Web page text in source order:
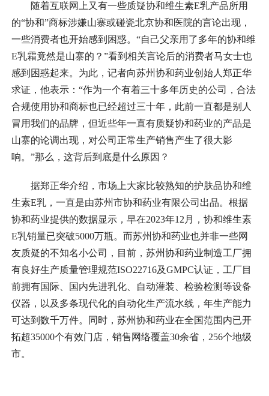
随着互联网上又有一些质疑协和维生素E乳产品所用
的“协和”商标涉嫌山寨或碰瓷北京协和医院的言论出现，
一些消费者也开始感到困惑。“自己父亲用了多年的协和维
E乳霜竟然是山寨的？”看到相关言论后的消费者马女士也
感到困惑起来。为此，记者向苏州协和药业创始人郑正华
求证，他表示：“作为一个有着三十多年历史的公司，合法
合规使用协和商标也已经超过三十年，此前一直都是别人
冒用我们的品牌，但近些年一直有质疑协和药业的产品是
山寨的论调出现，对公司正常生产销售产生了很大影
响。”那么，这背后到底是什么原因？
据郑正华介绍，市场上大家比较熟知的护肤品协和维
生素E乳，一直是由苏州市协和药业有限公司出品。根据
协和药业提供的数据显示，早在2023年12月，协和维生素
E乳销量已突破5000万瓶。而苏州协和药业也并非一些网
友质疑的不知名小公司，目前，苏州协和药业制造工厂拥
有良好生产质量管理规范ISO22716及GMPC认证，工厂目
前拥有国际、国内先进乳化、自动灌装、检验检测等设备
仪器，以及多条现代化的自动化生产流水线，年生产能力
可达到数千万件。同时，苏州协和药业在全国范围内已开
拓超35000个有效门店，销售网络覆盖30余省，256个地级
市。